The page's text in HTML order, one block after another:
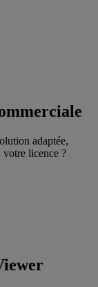
adaptée,
votre licence ?